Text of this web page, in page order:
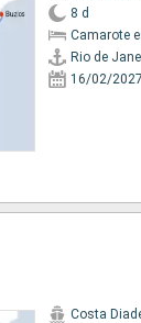
8 d
Camarote
Rio de
16/02/2027
Costa